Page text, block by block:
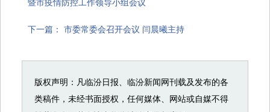
下一篇： 市委常委会召开会议 闫晨曦主持
版权声明：凡临汾日报、临汾新闻网刊载及发布的各
类稿件，未经书面授权，任何媒体、网站或自媒不得